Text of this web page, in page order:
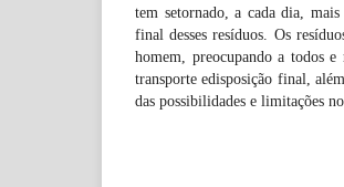
tem setornado, a cada dia,
final desses resíduos. Os
homem, preocupando a todos e
transporte edisposição final,
das possibilidades e limitações